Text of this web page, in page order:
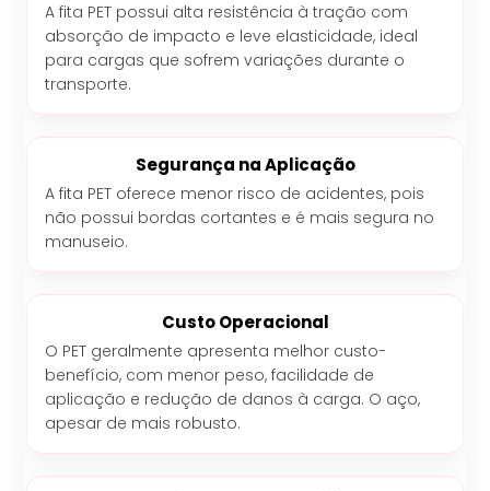
A fita PET possui alta resistência à tração com
absorção de impacto e leve elasticidade, ideal
para cargas que sofrem variações durante o
transporte.
Segurança na Aplicação
A fita PET oferece menor risco de acidentes, pois
não possui bordas cortantes e é mais segura no
manuseio.
Custo Operacional
O PET geralmente apresenta melhor custo-
benefício, com menor peso, facilidade de
aplicação e redução de danos à carga. O aço,
apesar de mais robusto.